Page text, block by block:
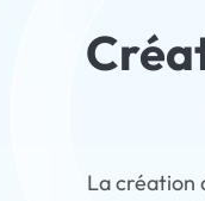
La création